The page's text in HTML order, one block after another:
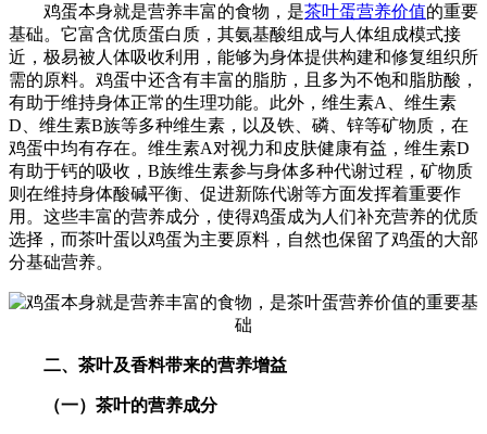
鸡蛋本身就是营养丰富的食物，是茶叶蛋营养价值的重要
基础。它富含优质蛋白质，其氨基酸组成与人体组成模式接
近，极易被人体吸收利用，能够为身体提供构建和修复组织所
需的原料。鸡蛋中还含有丰富的脂肪，且多为不饱和脂肪酸，
有助于维持身体正常的生理功能。此外，维生素A、维生素
D、维生素B族等多种维生素，以及铁、磷、锌等矿物质，在
鸡蛋中均有存在。维生素A对视力和皮肤健康有益，维生素D
有助于钙的吸收，B族维生素参与身体多种代谢过程，矿物质
则在维持身体酸碱平衡、促进新陈代谢等方面发挥着重要作
用。这些丰富的营养成分，使得鸡蛋成为人们补充营养的优质
选择，而茶叶蛋以鸡蛋为主要原料，自然也保留了鸡蛋的大部
分基础营养。
二、茶叶及香料带来的营养增益
（一）茶叶的营养成分